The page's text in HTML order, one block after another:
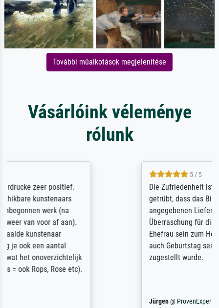
További műalkotások megjelenítése
Vásárlóink véleménye
rólunk
Die Zufriedenheit ist auch nicht dadurch
getrübt, dass das Bild entgegen einer
angegebenen Lieferanschrift (sollte eine
Überraschung für die normannische
Ehefrau sein zum Hochzeits- gleichzeitig
auch Geburtstag sein) doch nach zu Hause
zugestellt wurde.